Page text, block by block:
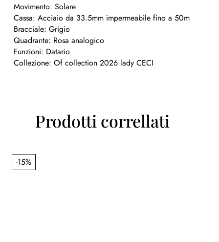
Movimento: Solare
Cassa: Acciaio da 33.5mm impermeabile fino a 50m
Bracciale: Grigio
Quadrante: Rosa analogico
Funzioni: Datario
Collezione: Of collection 2026 lady CECI
Prodotti correllati
-15%